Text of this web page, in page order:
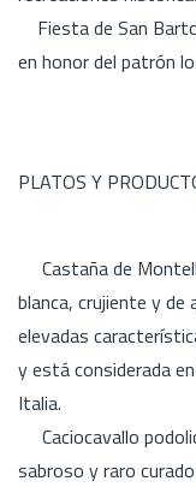
Fiesta de San
en honor del patrón
PLATOS Y
Castaña de
blanca, crujiente y de
elevadas
y está considerada
Italia.
Caciocavallo
sabroso y raro